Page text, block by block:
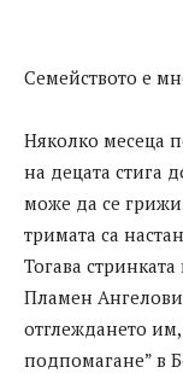
Семейството е
Няколко месеца
на децата стига
може да се
тримата са
Тогава
Пламен
отглеждането
подпомагане” в